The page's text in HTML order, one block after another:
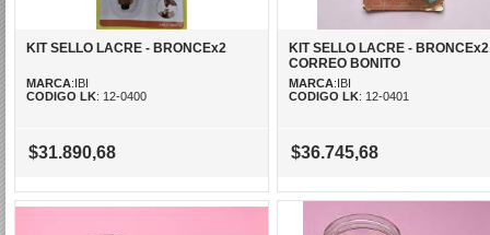
KIT SELLO LACRE - BRONCEx2
MARCA:IBI
CODIGO LK: 12-0400
$31.890,68
KIT SELLO LACRE - BRONCEx2
CORREO BONITO
MARCA:IBI
CODIGO LK: 12-0401
$36.745,68